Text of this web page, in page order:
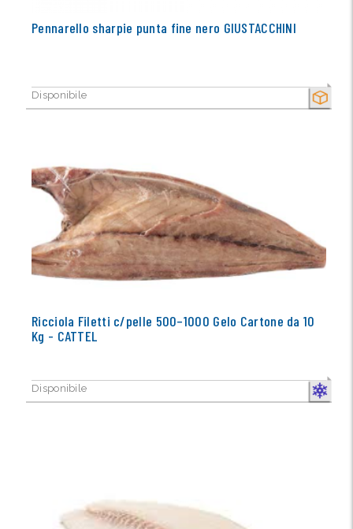
SECCO
Pennarello sharpie punta fine nero GIUSTACCHINI
Disponibile
Ricciola Filetti c/pelle 500–1000 Gelo Cartone da 10
Kg - CATTEL
Disponibile